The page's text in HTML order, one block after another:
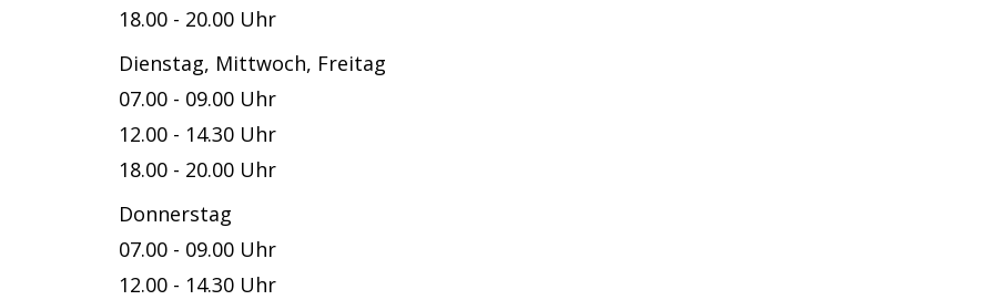
18.00 - 20.00 Uhr
Dienstag, Mittwoch, Freitag
07.00 - 09.00 Uhr
12.00 - 14.30 Uhr
18.00 - 20.00 Uhr
Donnerstag
07.00 - 09.00 Uhr
12.00 - 14.30 Uhr